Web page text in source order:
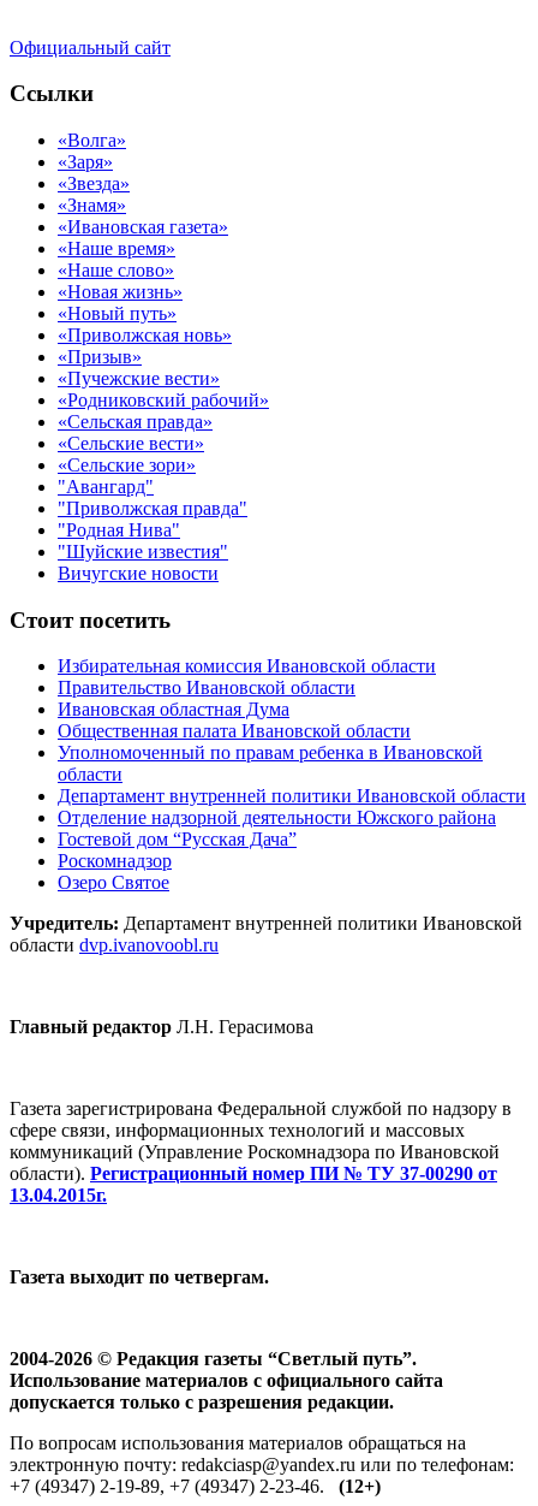
Официальный сайт
Ссылки
«Волга»
«Заря»
«Звезда»
«Знамя»
«Ивановская газета»
«Наше время»
«Наше слово»
«Новая жизнь»
«Новый путь»
«Приволжская новь»
«Призыв»
«Пучежские вести»
«Родниковский рабочий»
«Сельская правда»
«Сельские вести»
«Сельские зори»
"Авангард"
"Приволжская правда"
"Родная Нива"
"Шуйские известия"
Вичугские новости
Стоит посетить
Избирательная комиссия Ивановской области
Правительство Ивановской области
Ивановская областная Дума
Общественная палата Ивановской области
Уполномоченный по правам ребенка в Ивановской
области
Департамент внутренней политики Ивановской области
Отделение надзорной деятельности Южского района
Гостевой дом “Русская Дача”
Роскомнадзор
Озеро Святое
Учредитель: Департамент внутренней политики Ивановской
области dvp.ivanovoobl.ru
Главный редактор Л.Н. Герасимова
Газета зарегистрирована Федеральной службой по надзору в
сфере связи, информационных технологий и массовых
коммуникаций (Управление Роскомнадзора по Ивановской
области). Регистрационный номер ПИ № ТУ 37-00290 от
13.04.2015г.
Газета выходит по четвергам.
2004-2026 © Редакция газеты “Светлый путь”.
Использование материалов с официального сайта
допускается только с разрешения редакции.
По вопросам использования материалов обращаться на
электронную почту: redakciasp@yandex.ru или по телефонам:
+7 (49347) 2-19-89, +7 (49347) 2-23-46. (12+)